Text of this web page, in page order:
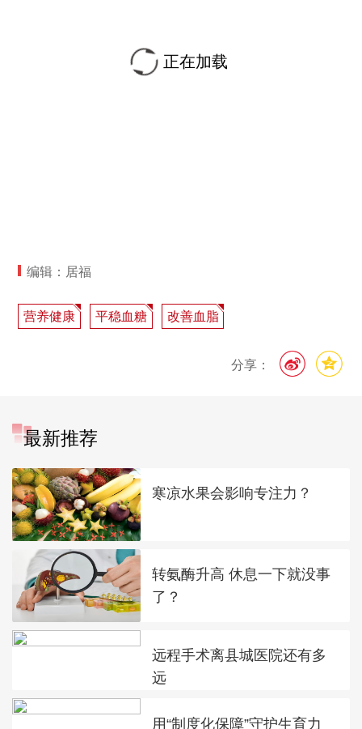
正在加载
编辑：居福
营养健康 平稳血糖 改善血脂
分享：
最新推荐
寒凉水果会影响专注力？
转氨酶升高 休息一下就没事
了？
远程手术离县城医院还有多
远
用“制度化保障”守护生育力